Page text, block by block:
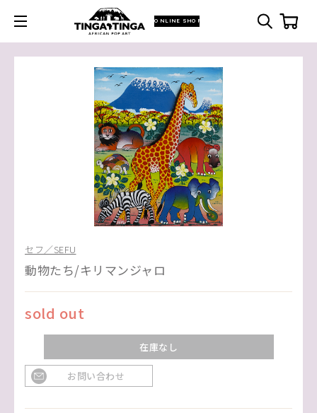
ONLINE SHOP
セフ／SEFU
動物たち/キリマンジャロ
sold out
在庫なし
お問い合わせ